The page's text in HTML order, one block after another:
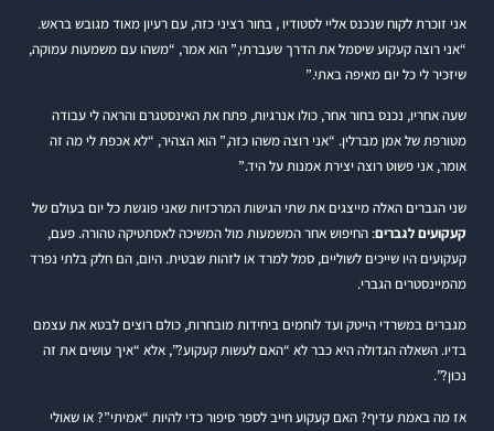
אני זוכרת לקוח שנכנס אליי לסטודיו , בחור רציני כזה, עם רעיון מאוד מגובש בראש.
“אני רוצה קעקוע שיסמל את הדרך שעברתי,” הוא אמר, “משהו עם משמעות עמוקה,
שיזכיר לי כל יום מאיפה באתי.”
שעה אחריו, נכנס בחור אחר, כולו אנרגיות, פתח את האינסטגרם והראה לי עבודה
מטורפת של אמן מברלין. “אני רוצה משהו כזה,” הוא הצהיר, “לא אכפת לי מה זה
אומר, אני פשוט רוצה יצירת אמנות על היד.”
שני הגברים האלה מייצגים את שתי הגישות המרכזיות שאני פוגשת כל יום בעולם של
קעקועים לגברים: החיפוש אחר המשמעות מול המשיכה לאסתטיקה טהורה. פעם,
קעקועים היו שייכים לשוליים, סמל למרד או לזהות שבטית. היום, הם חלק בלתי נפרד
מהמיינסטרים הגברי.
מגברים במשרדי הייטק ועד לוחמים ביחידות מובחרות, כולם רוצים לבטא את עצמם
בדיו. השאלה הגדולה היא כבר לא “האם לעשות קעקוע?”, אלא “איך עושים את זה
נכון?”.
אז מה באמת עדיף? האם קעקוע חייב לספר סיפור כדי להיות “אמיתי”? או שאולי